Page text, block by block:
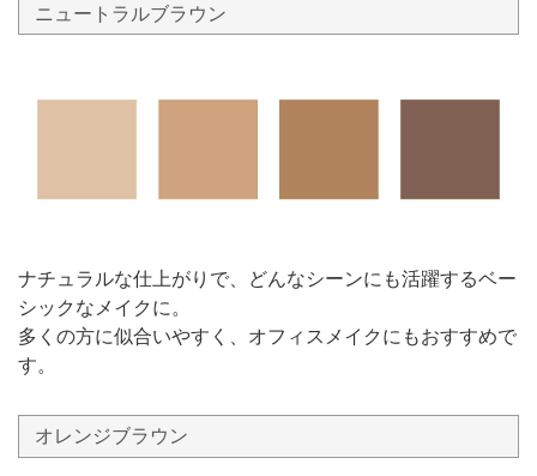
ニュートラルブラウン
ナチュラルな仕上がりで、どんなシーンにも活躍するベー
シックなメイクに。
多くの方に似合いやすく、オフィスメイクにもおすすめで
す。
オレンジブラウン